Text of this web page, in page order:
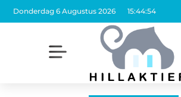
Donderdag 6 Augustus 2026 15:44:55